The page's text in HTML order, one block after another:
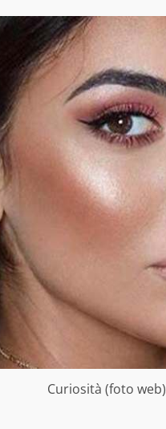
Curiosità (foto web)